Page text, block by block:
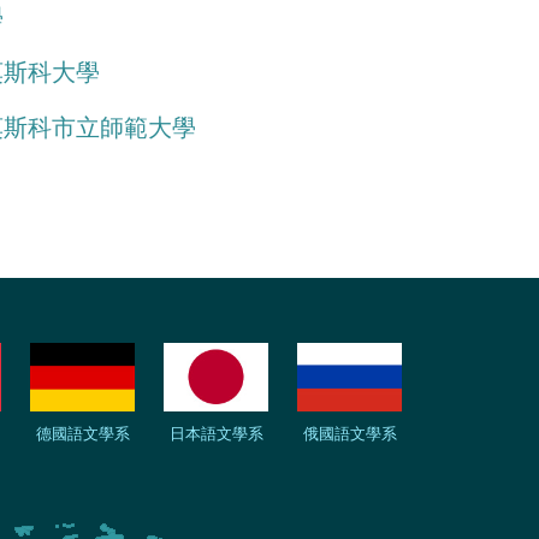
科大學
科市立師範大學
德國語文學系 日本語文學系 俄國語文學系